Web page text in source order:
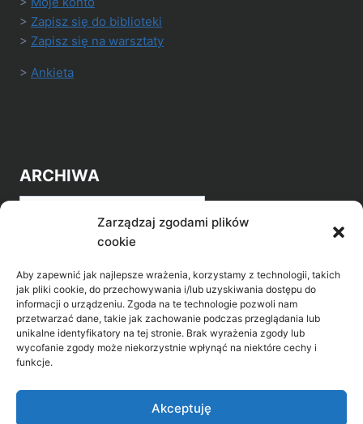
Zarządzaj zgodami plików
cookie
Aby zapewnić jak najlepsze wrażenia, korzystamy z technologii, takich
jak pliki cookie, do przechowywania i/lub uzyskiwania dostępu do
informacji o urządzeniu. Zgoda na te technologie pozwoli nam
przetwarzać dane, takie jak zachowanie podczas przeglądania lub
unikalne identyfikatory na tej stronie. Brak wyrażenia zgody lub
wycofanie zgody może niekorzystnie wpłynąć na niektóre cechy i
funkcje.
Akceptuję
> Zapisz się do biblioteki
> Zapisz się na warsztaty
> Ankieta
ARCHIWA
Archiwa
POZNAJ LEPIEJ NASZ REGION
>Gołdap Mazurski Zdrój